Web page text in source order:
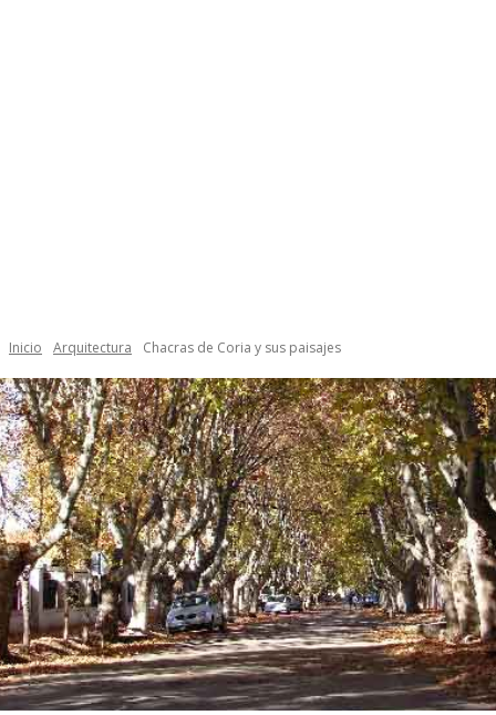
Inicio Arquitectura Chacras de Coria y sus paisajes